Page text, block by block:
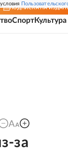
ПОДПИСКА НА
СпортКультура
за